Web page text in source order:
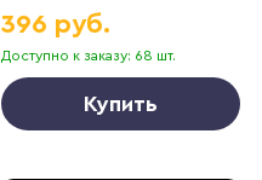
Доступно к заказу: 68 шт.
396 руб.
Купить